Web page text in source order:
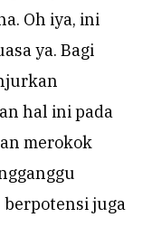
Oh iya, ini
ya. Bagi
hal ini pada
merokok
juga